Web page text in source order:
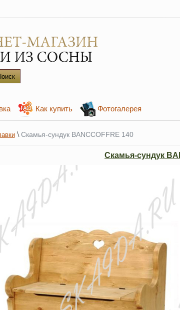
Как купить Фотогалерея
\ Скамья-сундук BANCCOFFRE 140
Скамья-сундук